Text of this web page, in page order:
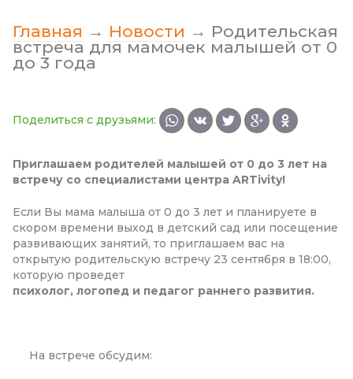
Главная → Новости → Родительская
встреча для мамочек малышей от 0
до 3 года
Поделиться с друзьями:
Приглашаем родителей малышей от 0 до 3 лет на
встречу со специалистами центра ARTivity!
Если Вы мама малыша от 0 до 3 лет и планируете в
скором времени выход в детский сад или посещение
развивающих занятий, то приглашаем вас на
открытую родительскую встречу 23 сентября в 18:00,
которую проведет
психолог, логопед и педагог раннего развития.
На встрече обсудим: